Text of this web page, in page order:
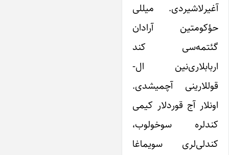
آغیرلاشیردی. میللی
حؤکومتین آرادان
گئتمه‌سی کند
اربابلاری‌نین ال-
قوللارینی آچمیشدی.
اونلار آج قوردلار کیمی
کندلره سوخولوب،
کندلی‌لری سویماغا